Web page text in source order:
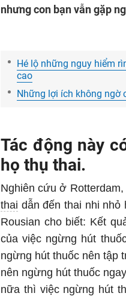
nhưng con bạn vẫn gặp
Hé lộ những nguy hiểm
cao
Những lợi ích không ngờ
Tác động này
họ thụ thai.
Nghiên cứu ở
thai dẫn đến thai nhi
Rousian cho biết: Kết
của việc ngừng hút
ngừng hút thuốc nên tập
nên ngừng hút thuốc
nữa thì việc ngừng hút